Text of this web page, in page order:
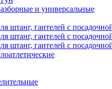
и универсальные
штанг, гантелей с
штанг, гантелей с
штанг, гантелей с